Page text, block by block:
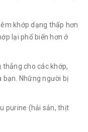
khớp dạng thấp hơn
lại phổ biến hơn ở
thẳng cho các khớp,
bạn. Những người bị
purine (hải sản, thịt